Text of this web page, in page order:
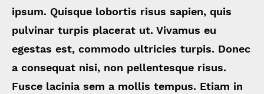
ipsum. Quisque lobortis risus sapien, quis
pulvinar turpis placerat ut. Vivamus eu
egestas est, commodo ultricies turpis. Donec
a consequat nisi, non pellentesque risus.
Fusce lacinia sem a mollis tempus. Etiam in